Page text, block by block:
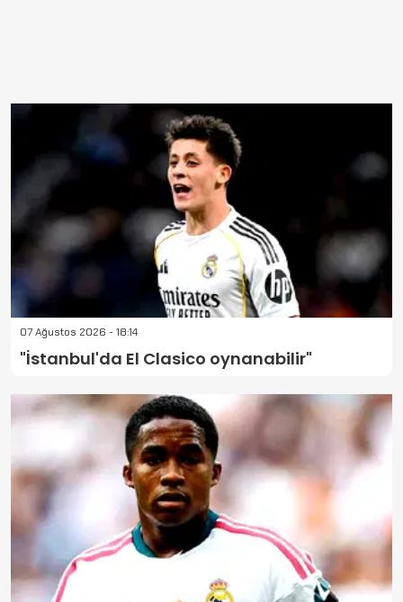
07 Ağustos 2026 - 18:14
"İstanbul'da El Clasico oynanabilir"